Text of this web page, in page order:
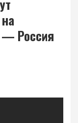
— Россия